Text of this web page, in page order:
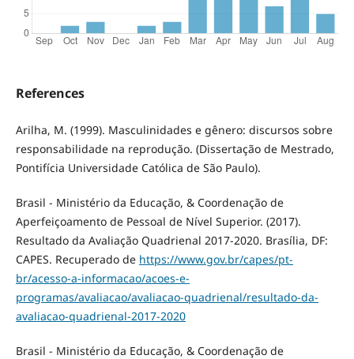
References
Arilha, M. (1999). Masculinidades e gênero: discursos sobre
responsabilidade na reprodução. (Dissertação de Mestrado,
Pontifícia Universidade Católica de São Paulo).
Brasil - Ministério da Educação, & Coordenação de
Aperfeiçoamento de Pessoal de Nível Superior. (2017).
Resultado da Avaliação Quadrienal 2017-2020. Brasília, DF:
CAPES. Recuperado de https://www.gov.br/capes/pt-
br/acesso-a-informacao/acoes-e-
programas/avaliacao/avaliacao-quadrienal/resultado-da-
avaliacao-quadrienal-2017-2020
Brasil - Ministério da Educação, & Coordenação de